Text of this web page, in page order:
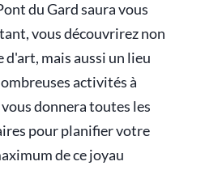
du Gard saura vous
vous découvrirez non
mais aussi un lieu
activités à
donnera toutes les
pour planifier votre
de ce joyau